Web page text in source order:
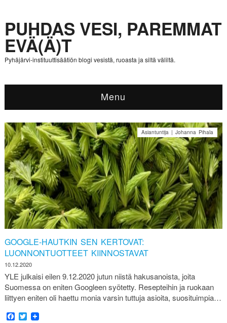
PUHDAS VESI, PAREMMAT
EVÄ(Ä)T
Pyhäjärvi-instituuttisäätiön blogi vesistä, ruoasta ja siltä väliltä.
Menu
GOOGLE-HAUTKIN SEN KERTOVAT:
LUONNONTUOTTEET KIINNOSTAVAT
10.12.2020
Asiantuntija | Johanna Pihala
YLE julkaisi eilen 9.12.2020 jutun niistä hakusanoista, joita
Suomessa on eniten Googleen syötetty. Resepteihin ja ruokaan
liittyen eniten oli haettu monia varsin tuttuja asioita, suosituimpia…
Facebook
Twitter